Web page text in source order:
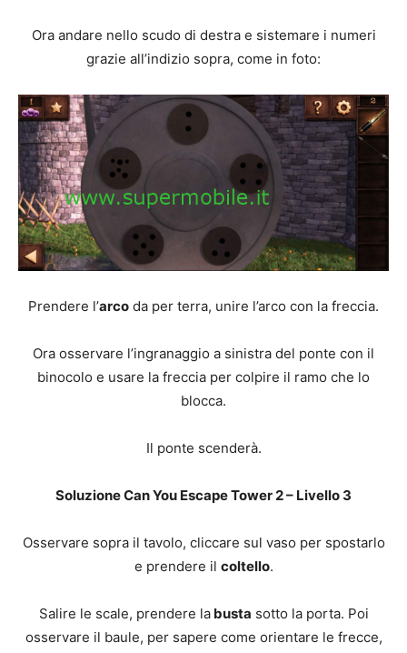
Ora andare nello scudo di destra e sistemare i numeri
grazie all’indizio sopra, come in foto:
Prendere l’arco da per terra, unire l’arco con la freccia.
Ora osservare l’ingranaggio a sinistra del ponte con il
binocolo e usare la freccia per colpire il ramo che lo
blocca.
Il ponte scenderà.
Soluzione Can You Escape Tower 2 – Livello 3
Osservare sopra il tavolo, cliccare sul vaso per spostarlo
e prendere il coltello.
Salire le scale, prendere labusta sotto la porta. Poi
osservare il baule, per sapere come orientare le frecce,